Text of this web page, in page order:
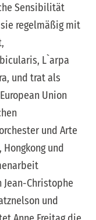
Sensibilität
regelmäßig mit
L`arpa
und trat als
Union
und Arte
Hongkong und
Christophe
und